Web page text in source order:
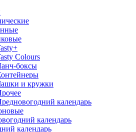
Colours
боксы
и кружки
календарь
календарь
календарь